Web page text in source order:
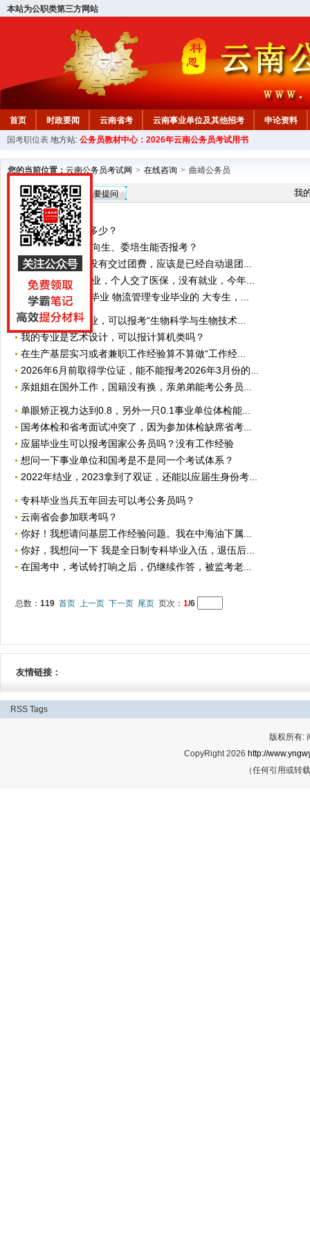
本站为公职类第三方网站
首页 时政要闻 云南省考 云南事业单位及其他招考
申论资料
国考职位表 地方站: 公务员教材中心：2026年云南公务员考试用书
您的当前位置： 云南公务员考试网 > 在线咨询 > 曲靖公务员
在线咨询 我要提问 我
报考年龄限制是多少？
2026年毕业的定向生、委培生能否报考？
你好，我毕业后没有交过团费，应该是已经自动退团...
你好，2025年毕业，个人交了医保，没有就业，今年...
您好，我是10年毕业 物流管理专业毕业的 大专生，...
我是生物技术专业，可以报考“生物科学与生物技术...
我的专业是艺术设计，可以报计算机类吗？
在生产基层实习或者兼职工作经验算不算做“工作经...
2026年6月前取得学位证，能不能报考2026年3月份的...
亲姐姐在国外工作，国籍没有换，亲弟弟能考公务员...
单眼矫正视力达到0.8，另外一只0.1事业单位体检能...
国考体检和省考面试冲突了，因为参加体检缺席省考...
应届毕业生可以报考国家公务员吗？没有工作经验
想问一下事业单位和国考是不是同一个考试体系？
2022年结业，2023拿到了双证，还能以应届生身份考...
专科毕业当兵五年回去可以考公务员吗？
云南省会参加联考吗？
你好！我想请问基层工作经验问题。我在中海油下属...
你好，我想问一下 我是全日制专科毕业入伍，退伍后...
在国考中，考试铃打响之后，仍继续作答，被监考老...
总数： 119 首页 上一页 下一页 尾页 页次： 1/6
友情链接：
RSS Tags
版权所有:
CopyRight 2026 http://
（任何引用或转